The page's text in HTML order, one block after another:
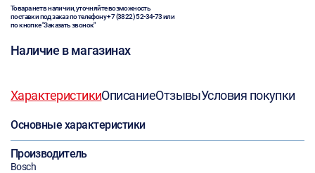
Товара нет в наличии, уточняйте возможность
поставки под заказ по телефону+7 (3822) 52-34-73или
по кнопке "Заказать звонок"
Наличие в магазинах
ХарактеристикиОписаниеОтзывыУсловия покупки
Основные характеристики
Производитель
Bosch